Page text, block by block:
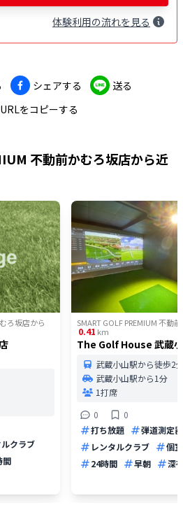
体験利用の流れを見る
シェアする
送る
URLをコピーする
不動前かむろ坂店から近
ろ坂店から
クラブ
間
SMART GOLF PREMIUM 不動
0.41 km
The Golf House 武蔵
武蔵小山駅から徒歩2
武蔵小山駅から1分
1打席
0
0
打ち放題
弾道測定器
レンタルクラブ
個
24時間
早朝 深